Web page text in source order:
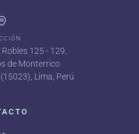
125 - 129,
de Monterrico
Lima, Perú